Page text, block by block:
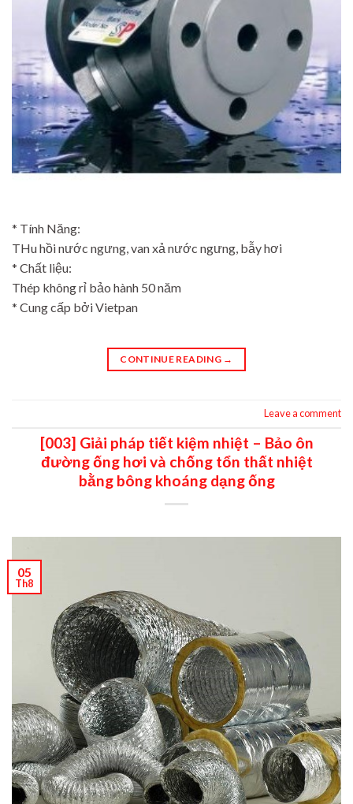
* Tính Năng:
THu hồi nước ngưng, van xả nước ngưng, bẫy hơi
* Chất liệu:
Thép không rỉ bảo hành 50 năm
* Cung cấp bởi Vietpan
CONTINUE READING →
Leave a comment
[003] Giải pháp tiết kiệm nhiệt – Bảo ôn
đường ống hơi và chống tổn thất nhiệt
bằng bông khoáng dạng ống
05
Th8